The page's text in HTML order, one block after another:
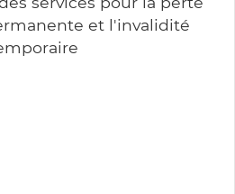
et l'invalidité